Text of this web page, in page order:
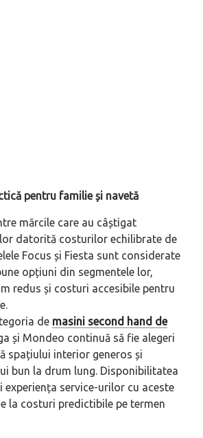
pentru familie și navetă
mărcile care au câștigat
datorită costurilor echilibrate de
Focus și Fiesta sunt considerate
opțiuni din segmentele lor,
redus și costuri accesibile pentru
de masini second hand de
și Mondeo continuă să fie alegeri
spațiului interior generos și
bun la drum lung. Disponibilitatea
experiența service-urilor cu aceste
la costuri predictibile pe termen